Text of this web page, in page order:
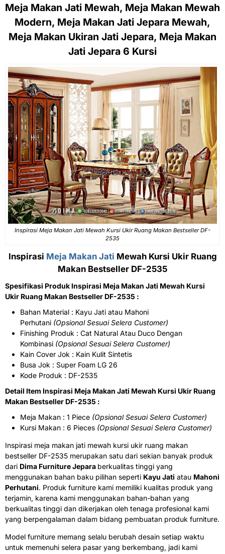
Meja Makan Jati Mewah, Meja Makan Mewah
Modern, Meja Makan Jati Jepara Mewah,
Meja Makan Ukiran Jati Jepara, Meja Makan
Jati Jepara 6 Kursi
Inspirasi Meja Makan Jati Mewah Kursi Ukir Ruang Makan Bestseller DF-
2535
Inspirasi Meja Makan Jati Mewah Kursi Ukir Ruang
Makan Bestseller DF-2535
Spesifikasi Produk Inspirasi Meja Makan Jati Mewah Kursi
Ukir Ruang Makan Bestseller DF-2535 :
Bahan Material : Kayu Jati atau Mahoni
Perhutani (Opsional Sesuai Selera Customer)
Finishing Produk : Cat Natural Atau Duco Dengan
Kombinasi (Opsional Sesuai Selera Customer)
Kain Cover Jok : Kain Kulit Sintetis
Busa Jok : Super Foam LG 26
Kode Produk : DF-2535
Detail Item Inspirasi Meja Makan Jati Mewah Kursi Ukir Ruang
Makan Bestseller DF-2535 :
Meja Makan : 1 Piece (Opsional Sesuai Selera Customer)
Kursi Makan : 6 Pieces (Opsional Sesuai Selera Customer)
Inspirasi meja makan jati mewah kursi ukir ruang makan
bestseller DF-2535 merupakan satu dari sekian banyak produk
dari Dima Furniture Jepara berkualitas tinggi yang
menggunakan bahan baku pilihan seperti Kayu Jati atau Mahoni
Perhutani. Produk furniture kami memiliki kualitas produk yang
terjamin, karena kami menggunakan bahan-bahan yang
berkualitas tinggi dan dikerjakan oleh tenaga profesional kami
yang berpengalaman dalam bidang pembuatan produk furniture.
Model furniture memang selalu berubah desain setiap waktu
untuk memenuhi selera pasar yang berkembang, jadi kami